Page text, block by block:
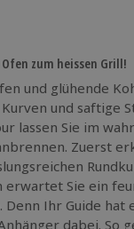
zum heissen Grill!
und glühende
und saftige
lassen Sie im
Zuerst
erwartet Sie ein
Denn Ihr Guide hat
dabei. So